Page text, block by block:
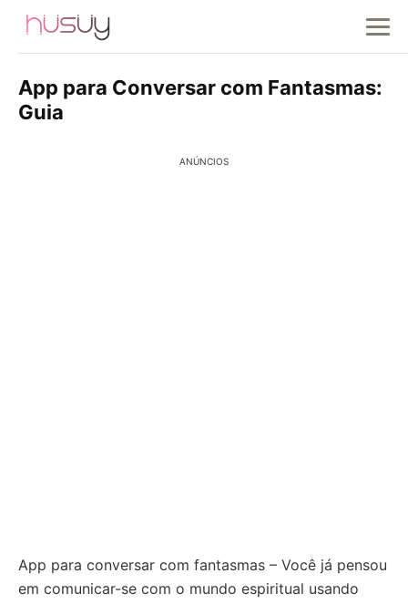
App para Conversar com Fantasmas:
Guia
ANÚNCIOS
App para conversar com fantasmas – Você já pensou
em comunicar-se com o mundo espiritual usando